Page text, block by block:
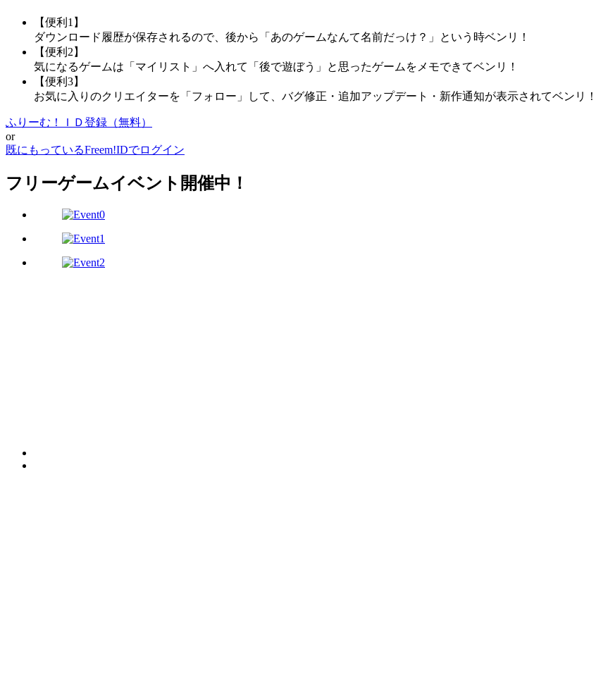
【便利1】
ダウンロード履歴が保存されるので、後から「あのゲームなんて名前だっけ？」という時ベンリ！
【便利2】
気になるゲームは「マイリスト」へ入れて「後で遊ぼう」と思ったゲームをメモできてベンリ！
【便利3】
お気に入りのクリエイターを「フォロー」して、バグ修正・追加アップデート・新作通知が表示されてベンリ！
ふりーむ！ＩＤ登録（無料）
or
既にもっているFreem!IDでログイン
フリーゲームイベント開催中！